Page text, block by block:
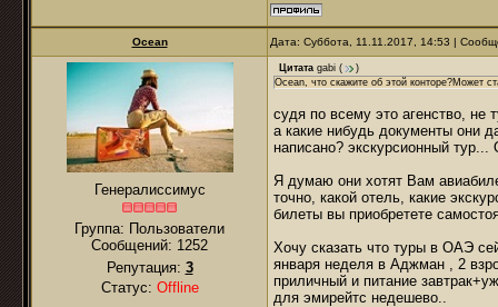
Ocean Дата: Суббота, 11.11.2017, 14:53 |
Генералиссимус
Группа: Пользователи
Сообщений: 1252
Репутация: 3
Статус: Offline
Цитата gabi (
)
Ocean, что скажите об этой конторе?Может
судя по всему это агенство, не
а какие нибудь документы они
написано? экскурсионный
Я думаю они хотят Вам
точно, какой отель, какие
билеты вы приобретете
Хочу сказать что туры в ОАЭ
января неделя в Аджман , 2
приличный и питание
для эмирейтс недешево..